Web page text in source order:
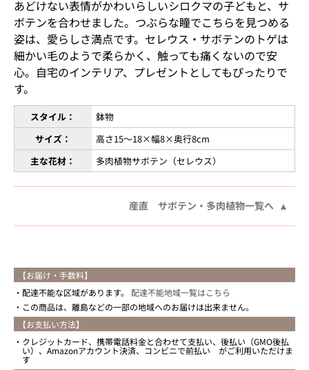
あどけない表情がかわいらしいシロクマの子どもと、サ
ボテンを合わせました。つぶらな瞳でこちらを見つめる
姿は、愛らしさ満点です。セレウス・サボテンのトゲは
細かい毛のようで柔らかく、触っても痛くないので安
心。自宅のインテリア、プレゼントとしてもぴったりで
す。
スタイル：
鉢物
サイズ：
高さ15〜18×幅8×奥行8cm
主な花材：
多肉植物サボテン（セレウス）
産直 サボテン・多肉植物一覧へ
【お届け・手数料】
配達不能な区域があります。 配達不能地域一覧はこちら
この商品は、離島などの一部の地域へのお届けは出来ません。
【お支払い方法】
クレジットカード、携帯電話料金と合わせて支払い、後払い（GMO後払
い）、Amazonアカウント決済、コンビニで前払い がご利用いただけま
す